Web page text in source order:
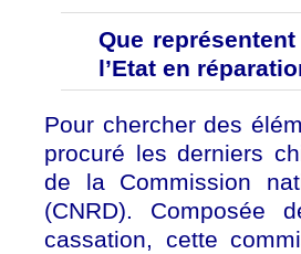
Que
l’Etat en
Pour chercher des
procuré les derniers
de la Commission
(CNRD). Composée
cassation, cette